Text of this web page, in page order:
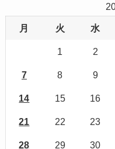
月 火 水
1 2
7 8 9
14 15 16
21 22 23
28 29 30